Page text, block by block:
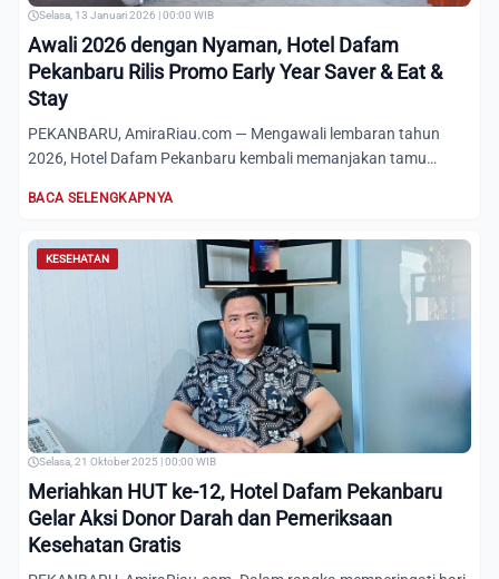
Selasa, 13 Januari 2026 | 00:00 WIB
Awali 2026 dengan Nyaman, Hotel Dafam
Pekanbaru Rilis Promo Early Year Saver & Eat &
Stay
PEKANBARU, AmiraRiau.com — Mengawali lembaran tahun
2026, Hotel Dafam Pekanbaru kembali memanjakan tamu
BACA SELENGKAPNYA
KESEHATAN
Selasa, 21 Oktober 2025 | 00:00 WIB
Meriahkan HUT ke-12, Hotel Dafam Pekanbaru
Gelar Aksi Donor Darah dan Pemeriksaan
Kesehatan Gratis